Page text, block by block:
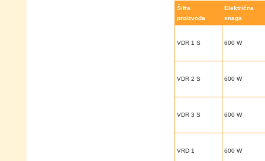
Šifra
proizvoda
Električna
snaga
VDR 1 S 600 W
VDR 2 S 600 W
VDR 3 S 600 W
VRD 1 600 W